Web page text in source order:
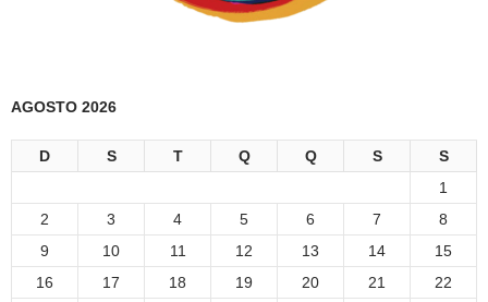
AGOSTO 2026
D S T Q Q S
S
1
2
3 4 5 6 7
8
9
10 11 12 13 14
15
16
17 18 19 20 21 22